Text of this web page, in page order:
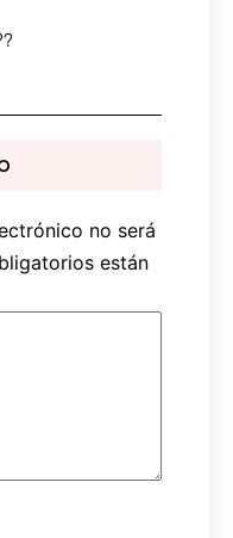
no será
están